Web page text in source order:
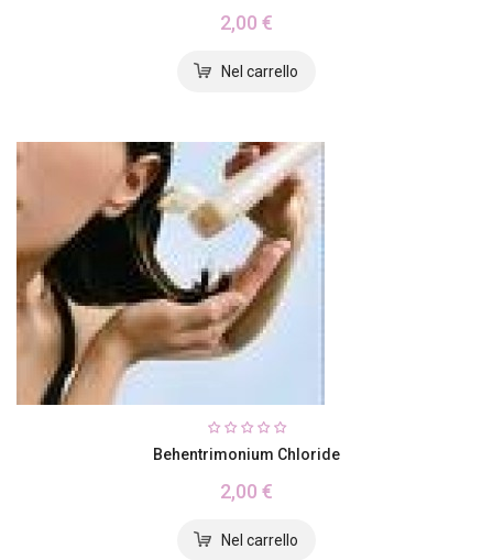
2,00 €
Behentrimonium Chloride
2,00 €